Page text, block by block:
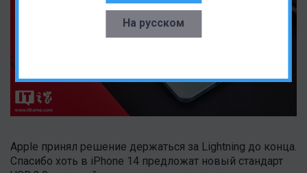
На русском
Apple принял решение держаться за Lightning до конца.
Спасибо хоть в iPhone 14 предложат новый стандарт